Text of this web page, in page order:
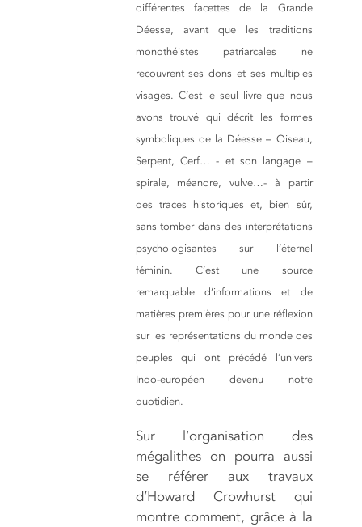
différentes facettes de la Grande
Déesse, avant que les traditions
monothéistes patriarcales ne
recouvrent ses dons et ses multiples
visages. C’est le seul livre que nous
avons trouvé qui décrit les formes
symboliques de la Déesse – Oiseau,
Serpent, Cerf… - et son langage –
spirale, méandre, vulve…- à partir
des traces historiques et, bien sûr,
sans tomber dans des interprétations
psychologisantes sur l’éternel
féminin. C’est une source
remarquable d’informations et de
matières premières pour une réflexion
sur les représentations du monde des
peuples qui ont précédé l’univers
Indo-européen devenu notre
quotidien.
Sur l’organisation des
mégalithes on pourra aussi
se référer aux travaux
d’Howard Crowhurst qui
montre comment, grâce à la